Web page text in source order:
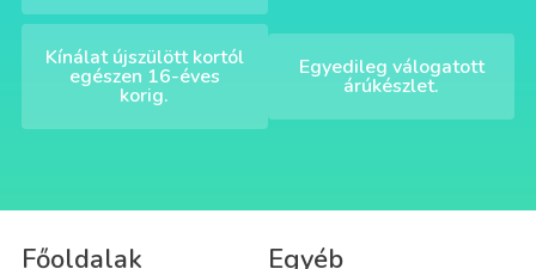
Kínálat újszülött kortól
egészen 16-éves
korig.
Egyedileg válogatott
árúkészlet.
Főoldalak Egyéb